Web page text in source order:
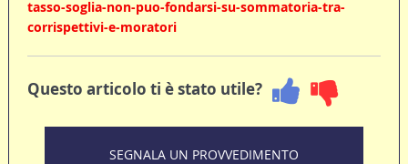
tasso-soglia-non-puo-fondarsi-su-sommatoria-tra-
corrispettivi-e-moratori
Questo articolo ti è stato utile?
SEGNALA UN PROVVEDIMENTO